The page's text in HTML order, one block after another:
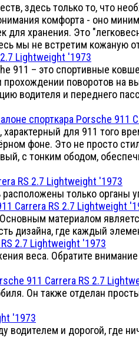
здесь только то, что
комфорта - оно
для хранения. Это
мы не встретим кожаную
911 – это спортивные
поворотов на
водителя и переднего
для 911 того
фоне. Это не просто
с тонким ободом,
только органы
материалом
дизайна, где каждый
веса. Обратите
Он также отделан
водителем и дорогой, где